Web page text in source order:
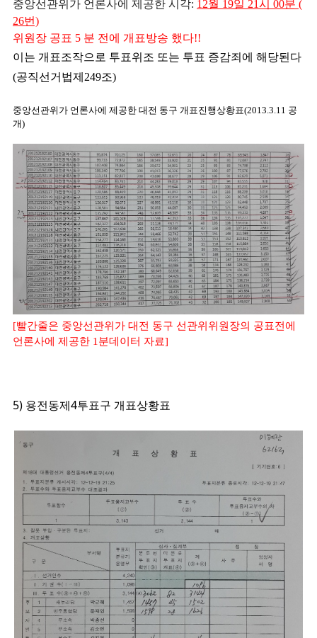
중앙선관위가 언론사에 제공한 시각: 12월 19일 21시 00분 (
26번)
위원장 공표 5 분 전에 개표방송 했다!!
이는 개표조작으로 투표위조 또는 투표 증감죄에 해당된다
(공직선거법제249조)
중앙선관위가 언론사에 제공한 대전 동구 개표진행상황표(2013.3.11 공
개)
[빨간줄은 중앙선관위가 대전 동구 선관위위원장의 공표전에
언론사에 제공한 1분데이터 자료]
5) 용전동제4투표구 개표상황표